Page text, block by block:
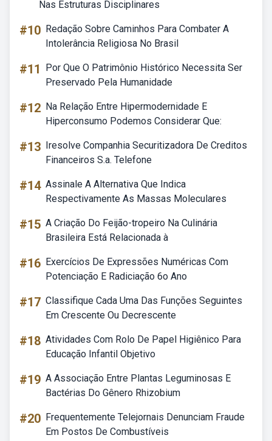
Nas Estruturas Disciplinares
#10 Redação Sobre Caminhos Para Combater A
Intolerância Religiosa No Brasil
#11
Por Que O Patrimônio Histórico Necessita Ser
Preservado Pela Humanidade
#12 Na Relação Entre Hipermodernidade E
Hiperconsumo Podemos Considerar Que:
#13 Iresolve Companhia Securitizadora De Creditos
Financeiros S.a. Telefone
#14 Assinale A Alternativa Que Indica
Respectivamente As Massas Moleculares
#15 A Criação Do Feijão-tropeiro Na Culinária
Brasileira Está Relacionada à
#16 Exercícios De Expressões Numéricas Com
Potenciação E Radiciação 6o Ano
#17 Classifique Cada Uma Das Funções Seguintes
Em Crescente Ou Decrescente
#18 Atividades Com Rolo De Papel Higiênico Para
Educação Infantil Objetivo
#19 A Associação Entre Plantas Leguminosas E
Bactérias Do Gênero Rhizobium
#20 Frequentemente Telejornais Denunciam Fraude
Em Postos De Combustíveis